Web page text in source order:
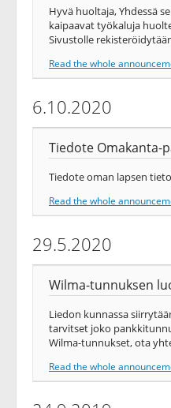
Hyvä huoltaja, Yhdessä
kaipaavat työkaluja
Sivustolle
Read the whole
6.10.2020
Tiedote Omakanta-
Tiedote oman lapsen
Read the whole
29.5.2020
Wilma-tunnuksen
Liedon kunnassa
tarvitset joko
Wilma-tunnukset, ota
Read the whole